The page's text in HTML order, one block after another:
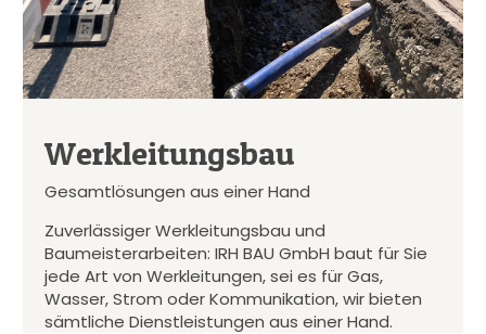
Werkleitungsbau
Gesamtlösungen aus einer Hand
Zuverlässiger Werkleitungsbau und
Baumeisterarbeiten: IRH BAU GmbH baut für Sie
jede Art von Werkleitungen, sei es für Gas,
Wasser, Strom oder Kommunikation, wir bieten
sämtliche Dienstleistungen aus einer Hand.